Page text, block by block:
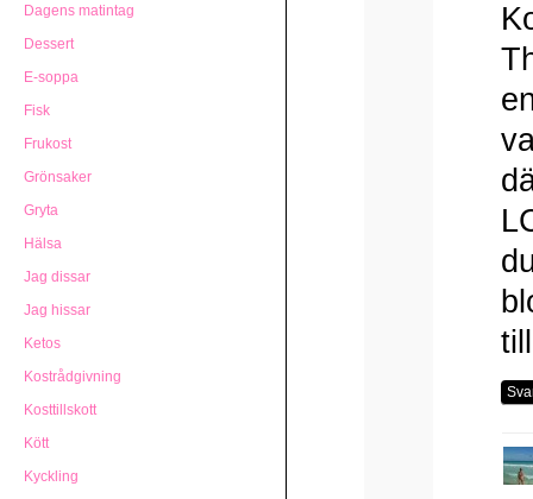
Dagens matintag
Dessert
E-soppa
Fisk
Frukost
Grönsaker
Gryta
Hälsa
Jag dissar
Jag hissar
Ketos
Kostrådgivning
Kosttillskott
Kött
Kyckling